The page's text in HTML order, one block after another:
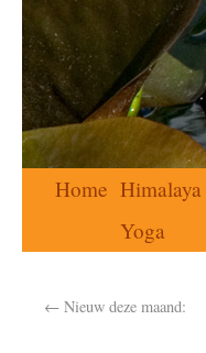
Home Himalaya
Yoga
← Nieuw deze maand: